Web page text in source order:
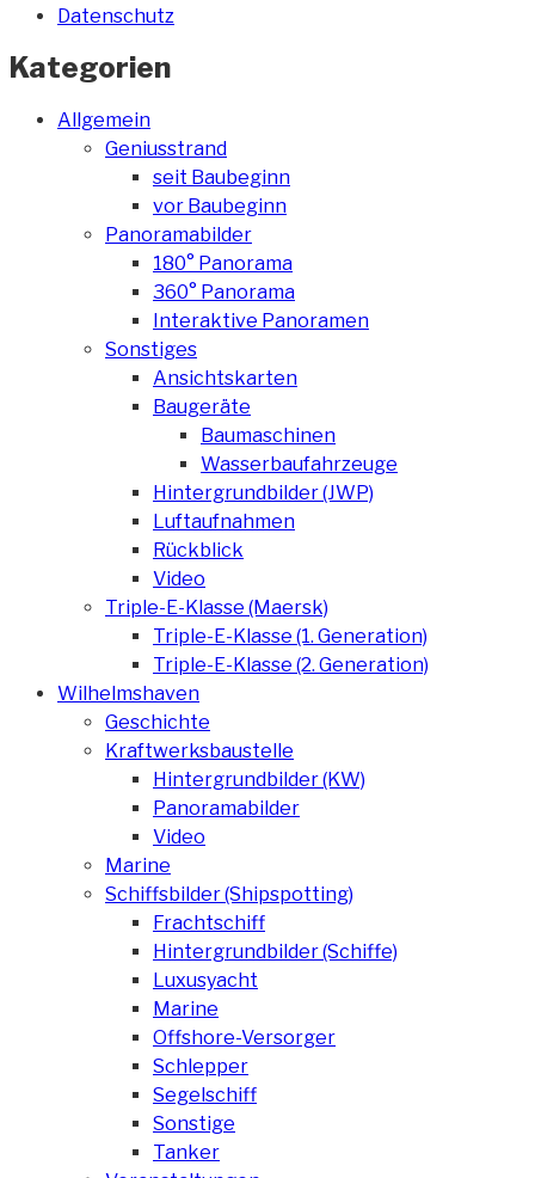
Datenschutz
Kategorien
Allgemein
Geniusstrand
seit Baubeginn
vor Baubeginn
Panoramabilder
180° Panorama
360° Panorama
Interaktive Panoramen
Sonstiges
Ansichtskarten
Baugeräte
Baumaschinen
Wasserbaufahrzeuge
Hintergrundbilder (JWP)
Luftaufnahmen
Rückblick
Video
Triple-E-Klasse (Maersk)
Triple-E-Klasse (1. Generation)
Triple-E-Klasse (2. Generation)
Wilhelmshaven
Geschichte
Kraftwerksbaustelle
Hintergrundbilder (KW)
Panoramabilder
Video
Marine
Schiffsbilder (Shipspotting)
Frachtschiff
Hintergrundbilder (Schiffe)
Luxusyacht
Marine
Offshore-Versorger
Schlepper
Segelschiff
Sonstige
Tanker